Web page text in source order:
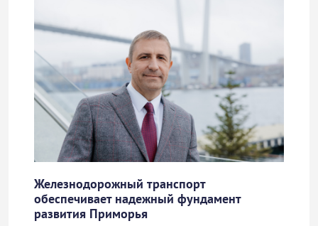
Железнодорожный транспорт
обеспечивает надежный фундамент
развития Приморья